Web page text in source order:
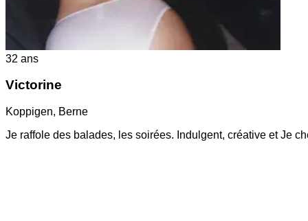
32 ans
Victorine
Koppigen, Berne
Je raffole des balades, les soirées. Indulgent, créative et Je